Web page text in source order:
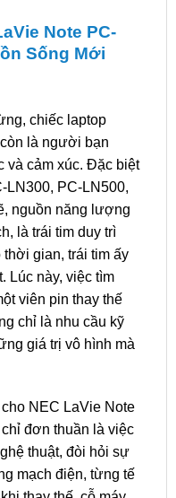
Note PC-
Sống Mới
chiếc laptop
là người bạn
và cảm xúc. Đặc biệt
LN300, PC-LN500,
nguồn năng lượng
là trái tim duy trì
gian, trái tim ấy
Lúc này, việc tìm
viên pin thay thế
chỉ là nhu cầu kỹ
giá trị vô hình mà
NEC LaVie Note
đơn thuần là việc
thuật, đòi hỏi sự
mạch điện, từng tế